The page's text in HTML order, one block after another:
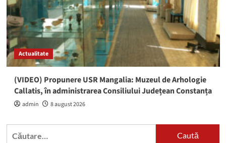
Actualitate
(VIDEO) Propunere USR Mangalia: Muzeul de Arhologie
Callatis, în administrarea Consiliului Județean Constanța
admin 8 august 2026
Caută